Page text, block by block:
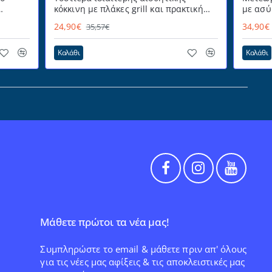
κόκκινη με πλάκες grill και πρακτική
RED LIFE
24,90€ 35,57€
Καλάθι
με
34,90€
Καλάθι
Μάθετε πρώτοι τα νέα μας!
Συμπληρώστε το email & μάθετε πριν απ' όλους
για τις νέες μας αφίξεις & τις αποκλειστικές μας